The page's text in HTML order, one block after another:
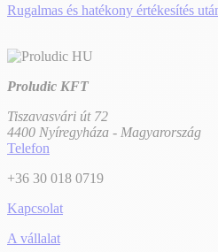
Rugalmas és hatékony értékesítés
Proludic KFT
Tiszavasvári út 72
4400 Nyíregyháza - Magyarország
Telefon
+36 30 018 0719
Kapcsolat
A vállalat